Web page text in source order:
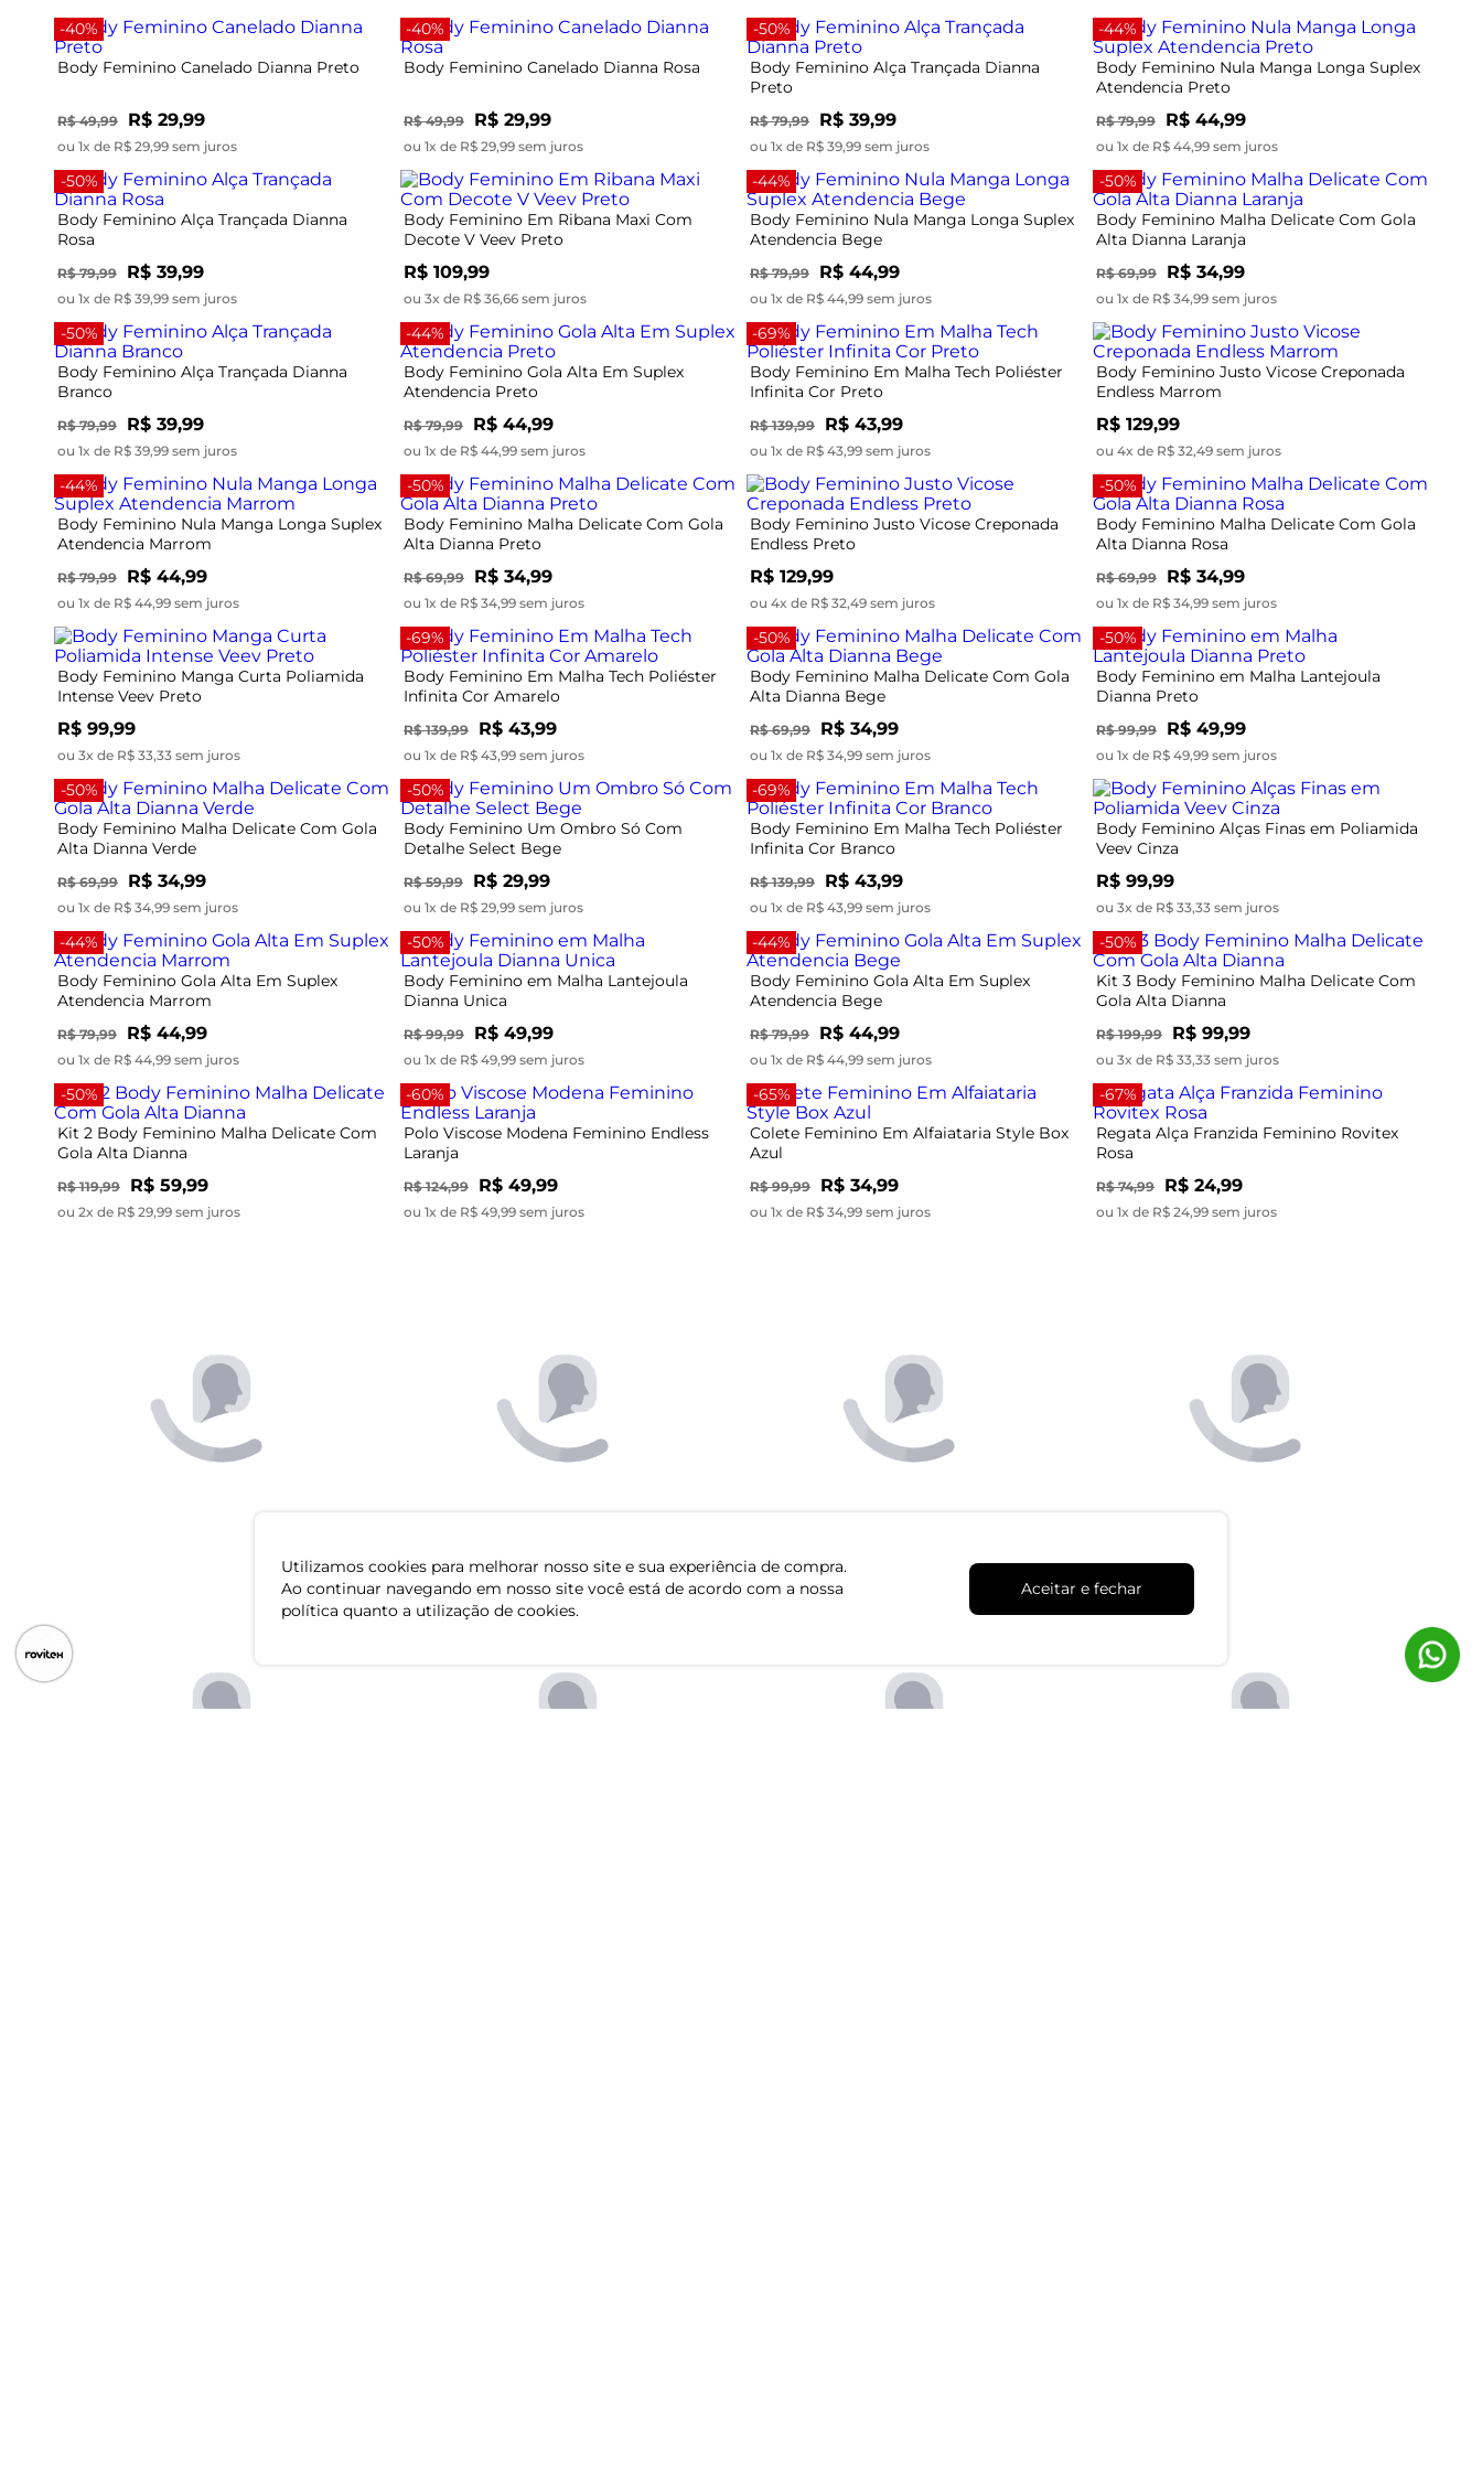
Utilizamos cookies para melhorar nosso site e sua experiência de compra.
Ao continuar navegando em nosso site você está de acordo com a nossa
política quanto a utilização de cookies.
Aceitar e fechar
-40%
Body Feminino Canelado Dianna Preto
R$ 49,99 R$ 29,99
ou 1x de R$ 29,99 sem juros
-40%
Body Feminino Canelado Dianna Rosa
R$ 49,99 R$ 29,99
ou 1x de R$ 29,99 sem juros
-50%
Body Feminino Alça Trançada Dianna
Preto
R$ 79,99 R$ 39,99
ou 1x de R$ 39,99 sem juros
-44%
Body Feminino Nula Manga Longa Suplex
Atendencia Preto
R$ 79,99 R$ 44,99
ou 1x de R$ 44,99 sem juros
-50%
Body Feminino Alça Trançada Dianna
Rosa
R$ 79,99 R$ 39,99
ou 1x de R$ 39,99 sem juros
Body Feminino Em Ribana Maxi Com
Decote V Veev Preto
R$ 109,99
ou 3x de R$ 36,66 sem juros
-44%
Body Feminino Nula Manga Longa Suplex
Atendencia Bege
R$ 79,99 R$ 44,99
ou 1x de R$ 44,99 sem juros
-50%
Body Feminino Malha Delicate Com Gola
Alta Dianna Laranja
R$ 69,99 R$ 34,99
ou 1x de R$ 34,99 sem juros
-50%
Body Feminino Alça Trançada Dianna
Branco
R$ 79,99 R$ 39,99
ou 1x de R$ 39,99 sem juros
-44%
Body Feminino Gola Alta Em Suplex
Atendencia Preto
R$ 79,99 R$ 44,99
ou 1x de R$ 44,99 sem juros
-69%
Body Feminino Em Malha Tech Poliéster
Infinita Cor Preto
R$ 139,99 R$ 43,99
ou 1x de R$ 43,99 sem juros
Body Feminino Justo Vicose Creponada
Endless Marrom
R$ 129,99
ou 4x de R$ 32,49 sem juros
-44%
Body Feminino Nula Manga Longa Suplex
Atendencia Marrom
R$ 79,99 R$ 44,99
ou 1x de R$ 44,99 sem juros
-50%
Body Feminino Malha Delicate Com Gola
Alta Dianna Preto
R$ 69,99 R$ 34,99
ou 1x de R$ 34,99 sem juros
Body Feminino Justo Vicose Creponada
Endless Preto
R$ 129,99
ou 4x de R$ 32,49 sem juros
-50%
Body Feminino Malha Delicate Com Gola
Alta Dianna Rosa
R$ 69,99 R$ 34,99
ou 1x de R$ 34,99 sem juros
Body Feminino Manga Curta Poliamida
Intense Veev Preto
R$ 99,99
ou 3x de R$ 33,33 sem juros
-69%
Body Feminino Em Malha Tech Poliéster
Infinita Cor Amarelo
R$ 139,99 R$ 43,99
ou 1x de R$ 43,99 sem juros
-50%
Body Feminino Malha Delicate Com Gola
Alta Dianna Bege
R$ 69,99 R$ 34,99
ou 1x de R$ 34,99 sem juros
-50%
Body Feminino em Malha Lantejoula
Dianna Preto
R$ 99,99 R$ 49,99
ou 1x de R$ 49,99 sem juros
-50%
Body Feminino Malha Delicate Com Gola
Alta Dianna Verde
R$ 69,99 R$ 34,99
ou 1x de R$ 34,99 sem juros
-50%
Body Feminino Um Ombro Só Com
Detalhe Select Bege
R$ 59,99 R$ 29,99
ou 1x de R$ 29,99 sem juros
-69%
Body Feminino Em Malha Tech Poliéster
Infinita Cor Branco
R$ 139,99 R$ 43,99
ou 1x de R$ 43,99 sem juros
Body Feminino Alças Finas em Poliamida
Veev Cinza
R$ 99,99
ou 3x de R$ 33,33 sem juros
-44%
Body Feminino Gola Alta Em Suplex
Atendencia Marrom
R$ 79,99 R$ 44,99
ou 1x de R$ 44,99 sem juros
-50%
Body Feminino em Malha Lantejoula
Dianna Unica
R$ 99,99 R$ 49,99
ou 1x de R$ 49,99 sem juros
-44%
Body Feminino Gola Alta Em Suplex
Atendencia Bege
R$ 79,99 R$ 44,99
ou 1x de R$ 44,99 sem juros
-50%
Kit 3 Body Feminino Malha Delicate Com
Gola Alta Dianna
R$ 199,99 R$ 99,99
ou 3x de R$ 33,33 sem juros
-50%
Kit 2 Body Feminino Malha Delicate Com
Gola Alta Dianna
R$ 119,99 R$ 59,99
ou 2x de R$ 29,99 sem juros
-60%
Polo Viscose Modena Feminino Endless
Laranja
R$ 124,99 R$ 49,99
ou 1x de R$ 49,99 sem juros
-65%
Colete Feminino Em Alfaiataria Style Box
Azul
R$ 99,99 R$ 34,99
ou 1x de R$ 34,99 sem juros
-67%
Regata Alça Franzida Feminino Rovitex
Rosa
R$ 74,99 R$ 24,99
ou 1x de R$ 24,99 sem juros